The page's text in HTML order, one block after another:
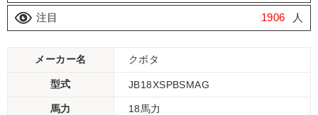
注目 1906 人
メーカー名 クボタ
型式 JB18XSPBSMAG
馬力 18馬力